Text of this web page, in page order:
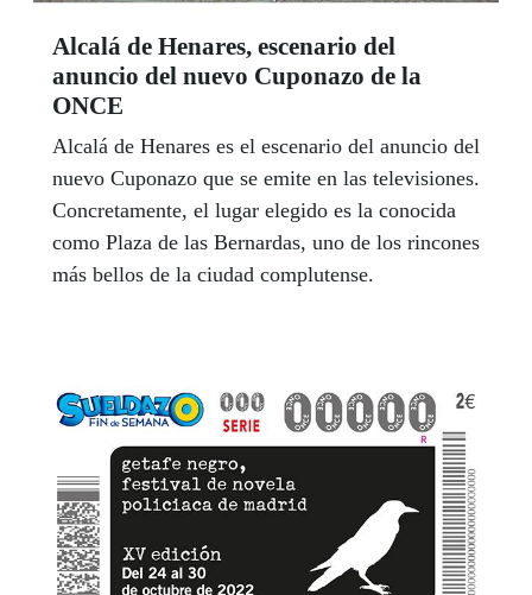
Alcalá de Henares, escenario del
anuncio del nuevo Cuponazo de la
ONCE
Alcalá de Henares es el escenario del anuncio del
nuevo Cuponazo que se emite en las televisiones.
Concretamente, el lugar elegido es la conocida
como Plaza de las Bernardas, uno de los rincones
más bellos de la ciudad complutense.